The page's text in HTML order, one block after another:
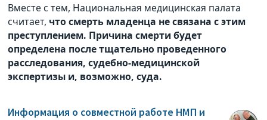
Вместе с тем, Национальная медицинская палата
считает, что смерть младенца не связана с этим
преступлением. Причина смерти будет
определена после тщательно проведенного
расследования, судебно-медицинской
экспертизы и, возможно, суда.
Информация о совместной работе НМП и